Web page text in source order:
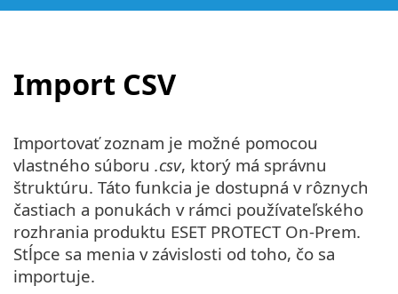
Import CSV
Importovať zoznam je možné pomocou
vlastného súboru .csv, ktorý má správnu
štruktúru. Táto funkcia je dostupná v rôznych
častiach a ponukách v rámci používateľského
rozhrania produktu ESET PROTECT On-Prem.
Stĺpce sa menia v závislosti od toho, čo sa
importuje.